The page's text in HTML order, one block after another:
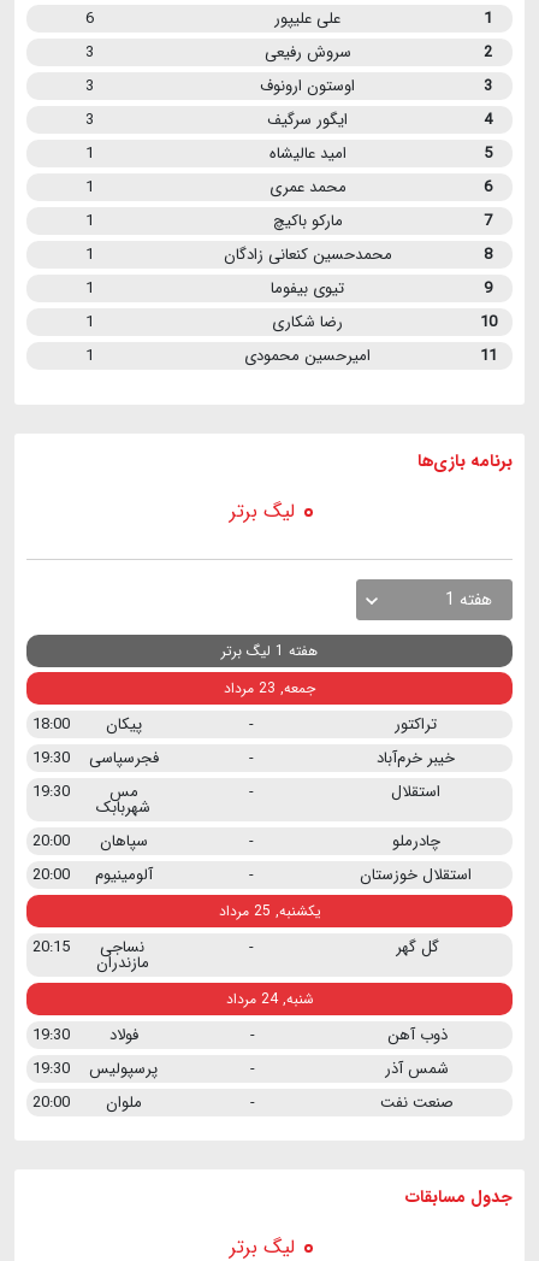
1 علی علیپور
6
2
سروش رفیعی
3
3
اوستون ارونوف
3
4
ایگور سرگیف
3
5
امید عالیشاه
1
6
محمد عمری
1
7
مارکو باکیچ
1
8
محمدحسین کنعانی زادگان
1
9
تیوی بیفوما
1
10
رضا شکاری
1
11
امیرحسین محمودی 1
برنامه بازی ها
لیگ برتر
هفته 1
هفته 1 لیگ برتر
جمعه, 23 مرداد
تراکتور - پیکان
18:00
خیبر خرم‌آباد
- فجرسپاسی
19:30
استقلال
- مس
شهربابک
19:30
چادرملو
- سپاهان
20:00
استقلال خوزستان
- آلومینیوم 20:00
یکشنبه, 25 مرداد
گل گهر - نساجی
مازندران
20:15
شنبه, 24 مرداد
ذوب آهن - فولاد
19:30
شمس آذر
- پرسپولیس
19:30
صنعت نفت
- ملوان 20:00
جدول مسابقات
لیگ برتر